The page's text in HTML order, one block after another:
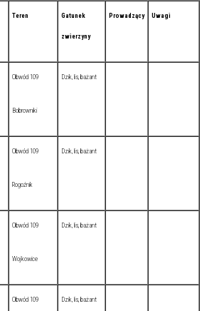
Teren Gatunek
zwierzyny
Prowadzący Uwagi
Obwód 109
Bobrowniki
Dzik, lis, bażant
Obwód 109
Rogoźnik
Dzik, lis, bażant
Obwód 109
Wojkowice
Dzik, lis, bażant
Obwód 109 Dzik, lis, bażant